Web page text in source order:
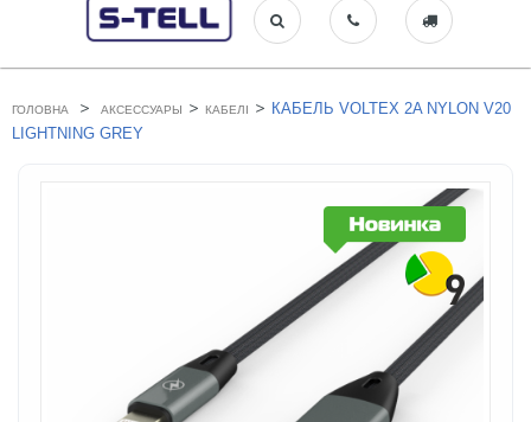
ГОЛОВНА > АКСЕССУАРЫ > КАБЕЛІ > КАБЕЛЬ VOLTEX 2A NYLON V20
LIGHTNING GREY